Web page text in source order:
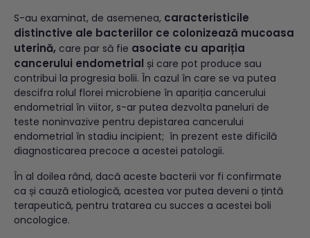
S-au examinat, de asemenea, caracteristicile
distinctive ale bacteriilor ce colonizează mucoasa
uterină, care par să fie asociate cu apariția
cancerului endometrial și care pot produce sau
contribui la progresia bolii. În cazul în care se va putea
descifra rolul florei microbiene în apariția cancerului
endometrial în viitor, s-ar putea dezvolta paneluri de
teste noninvazive pentru depistarea cancerului
endometrial în stadiu incipient; în prezent este dificilă
diagnosticarea precoce a acestei patologii.
În al doilea rând, dacă aceste bacterii vor fi confirmate
ca și cauză etiologică, acestea vor putea deveni o țintă
terapeutică, pentru tratarea cu succes a acestei boli
oncologice.